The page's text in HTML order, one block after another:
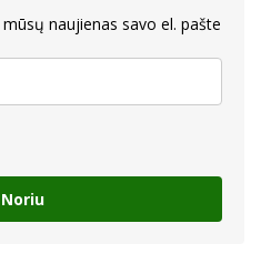
naujienas savo el. pašte
Noriu